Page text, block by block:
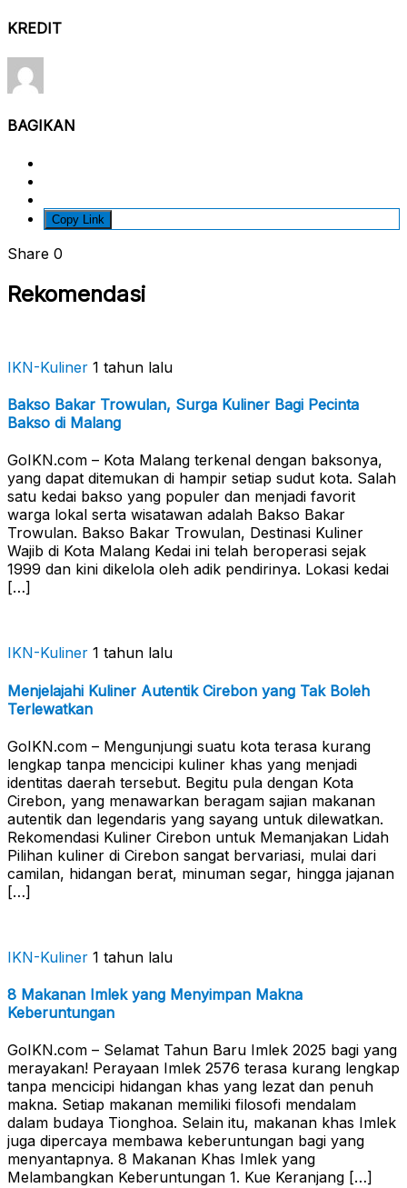
KREDIT
BAGIKAN
Copy Link
Share 0
Rekomendasi
IKN-Kuliner 1 tahun lalu
Bakso Bakar Trowulan, Surga Kuliner Bagi Pecinta
Bakso di Malang
GoIKN.com – Kota Malang terkenal dengan baksonya,
yang dapat ditemukan di hampir setiap sudut kota. Salah
satu kedai bakso yang populer dan menjadi favorit
warga lokal serta wisatawan adalah Bakso Bakar
Trowulan. Bakso Bakar Trowulan, Destinasi Kuliner
Wajib di Kota Malang Kedai ini telah beroperasi sejak
1999 dan kini dikelola oleh adik pendirinya. Lokasi kedai
[…]
IKN-Kuliner 1 tahun lalu
Menjelajahi Kuliner Autentik Cirebon yang Tak Boleh
Terlewatkan
GoIKN.com – Mengunjungi suatu kota terasa kurang
lengkap tanpa mencicipi kuliner khas yang menjadi
identitas daerah tersebut. Begitu pula dengan Kota
Cirebon, yang menawarkan beragam sajian makanan
autentik dan legendaris yang sayang untuk dilewatkan.
Rekomendasi Kuliner Cirebon untuk Memanjakan Lidah
Pilihan kuliner di Cirebon sangat bervariasi, mulai dari
camilan, hidangan berat, minuman segar, hingga jajanan
[…]
IKN-Kuliner 1 tahun lalu
8 Makanan Imlek yang Menyimpan Makna
Keberuntungan
GoIKN.com – Selamat Tahun Baru Imlek 2025 bagi yang
merayakan! Perayaan Imlek 2576 terasa kurang lengkap
tanpa mencicipi hidangan khas yang lezat dan penuh
makna. Setiap makanan memiliki filosofi mendalam
dalam budaya Tionghoa. Selain itu, makanan khas Imlek
juga dipercaya membawa keberuntungan bagi yang
menyantapnya. 8 Makanan Khas Imlek yang
Melambangkan Keberuntungan 1. Kue Keranjang […]